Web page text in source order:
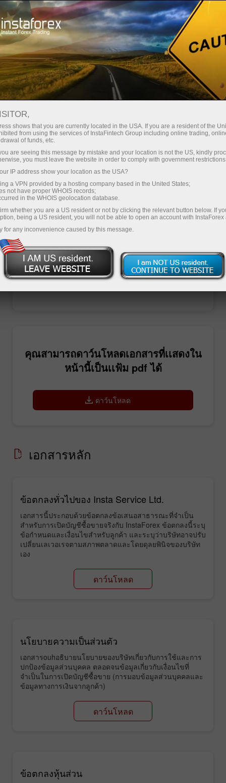
About InstaForex เอกสสารที่สำคัญ
เอกสารที่สำคัญ
ในหน้านี้คุณจะพบเอกสสารพื้นฐานที่กำหนด
ความสัมพันธ์ระหว่าง InstaForex และลูกค้าของ
บริษัท เราเเนะนำให้คุณตรวจสอบเอกสสาร
ทั้งหมดด้วยความระมัดระวังและใส่ใจ เอกสาร
เหล่านี้มีข้อมูลกิจกรรมภายในบริษัท สิทธิ ข้อ
กำหนดของโบรกเกอร์และลุกค้า
เปิดบัญชีซื้อขาย
เปิดบัญชีเดโม่
คุณสามารถดาว์นโหลดเอกสารที่เเสดงใน
หน้านี้เป็นเเฟ้ม pdf ได้
ดาว์นโหลด
เอกสารหลัก
ข้อตกลงทั่วไปของ Insta Service Ltd.
เอกสารนี้ประกอบด้วยข้อตกลงข้อเสนอสาธารณะที่จำเป็น
สำหรับการเปิดบัญชีซื้อขายจริงกับ InstaForex ข้อตกลงนี้ระบุ
ข้อกำหนดและเงื่อนไขสำหรับลูกค้า และระบุว่าบริษัทอาจปรับ
เปลี่ยนเลเวอเรจตามสภาพตลาดและโดยดุลยพินิจของบริษัท
เอง
ดาว์นโหลด
นโยบายความเป็นส่วนตัว
เอกสารouhอธิบายนโยบายของบริษัทเกี่ยวกับการใช้และการ
ปกป้องข้อมูลส่วนบุคคล ตลอดจนข้อมูลเกี่ยวกับเงื่อนไขที่
จำเป็นในการเปิดบัญชีซื้อขาย (การมอบข้อมูลส่วนบุคคลและ
ข้อมูลทางการเงินจากลูกค้า)
ดาว์นโหลด
ข้อตกลงหุ้นส่วน
shows that you are currently located in the USA. If you are a resident of the
from using the services of InstaFintech Group including online trading,
of funds, etc.
are seeing this message by mistake and your location is not the US, kindly
you must leave the website in order to comply with government
IP address show your location as the USA?
a VPN provided by a hosting company based in the United States;
not have proper WHOIS records;
in the WHOIS geolocation database.
whether you are a US resident or not by clicking the relevant button below. If
being a US resident, you will not be able to open an account with InstaForex
for any inconvenience caused by this message.